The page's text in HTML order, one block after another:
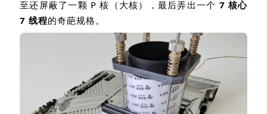
至还屏蔽了一颗 P核（大核），最后弄出一个 7 核心
7 线程的奇葩规格。